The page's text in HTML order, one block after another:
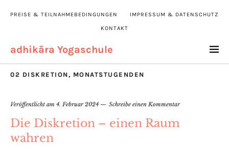
PREISE & TEILNAHMEBEDINGUNGEN IMPRESSUM & DATENSCHUTZ
KONTAKT
adhikāra Yogaschule
02 DISKRETION, MONATSTUGENDEN
Veröffentlicht am 4. Februar 2024 Schreibe einen Kommentar
Die Diskretion – einen Raum
wahren